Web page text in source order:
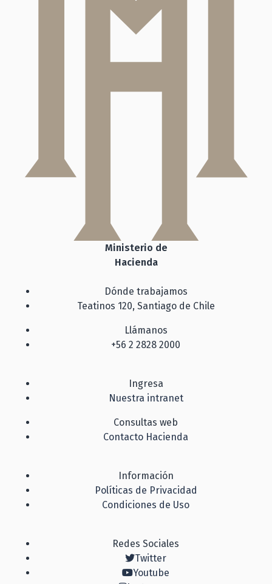
Ministerio de
Hacienda
Dónde trabajamos
Teatinos 120, Santiago de Chile
Llámanos
+56 2 2828 2000
Ingresa
Nuestra intranet
Consultas web
Contacto Hacienda
Información
Políticas de Privacidad
Condiciones de Uso
Redes Sociales
Twitter
Youtube